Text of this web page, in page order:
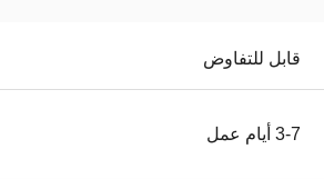
قابل للتفاوض
3-7 أيام عمل